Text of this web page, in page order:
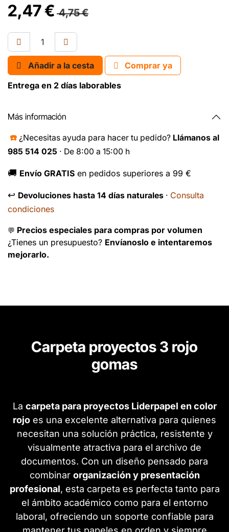
2,47€ 4,75€
Añadir a la cesta
Comprar ya
Entrega en 2 días laborables
Más información
☎️ ¿Necesitas ayuda para hacer tu pedido? Llámanos al
985 514 025 · De 8:00 a 15:00 h
🚚 Envío GRATIS en pedidos superiores a 99 €
↩️ Devoluciones hasta 14 días naturales · Consulta
condiciones
💬 Precios especiales para compras por volumen
¿Tienes un presupuesto? Envíanoslo e intentaremos
mejorarlo.
Carpeta proyectos 3 rojo
gomas
La carpeta para proyectos Liderpapel en color
rojo es una excelente alternativa para quienes
necesitan una solución práctica, resistente y
visualmente atractiva para el archivo de
documentos. Con un diseño pensado para
combinar organización y presentación
profesional, esta carpeta es perfecta tanto para
el ámbito académico como para el entorno
laboral, ofreciendo un soporte confiable para